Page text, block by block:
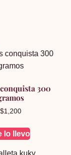
300
$1,200
lo llevo